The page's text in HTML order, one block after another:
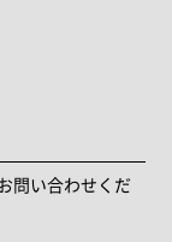
問い合わせくだ